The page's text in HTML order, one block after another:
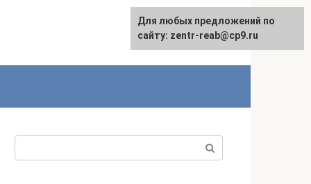
Для любых предложений по
сайту: zentr-reab@cp9.ru